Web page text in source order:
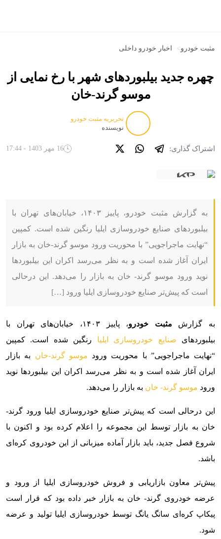
مثبت خودرو> اخبار خودرو داخلی
چهره جدید بیلبوردهای شهر با رخ نمایی از
موسو گرند-خان
تحریریه مثبت خودرو
نویسنده
اشتراک گذاری: 16 مهر 1403 - 17:44
به گزارش مثبت خودرو، پاییز ۱۴۰۳، خیابان‌های تهران با
بیلبوردهای صنایع خودروسازی ایلیا رنگین شده است. کمپین
“نهایت ماجراجویی” با محوریت ورود موسو گرند-خان به بازار
ایران آغاز شده است و به نظر می‌رسد اکران این بیلبوردها
نوید ورود موسو گرند- خان به بازار را می‌دهد. این درحالی
است که پیش‌تر صنایع خودروسازی ایلیا ورود […]
به گزارش مثبت خودرو
، پاییز ۱۴۰۳، خیابان‌های تهران با
بیلبوردهای صنایع خودروسازی ایلیا رنگین شده است. کمپین
“نهایت ماجراجویی” با محوریت ورود موسو گرند-خان به بازار
ایران آغاز شده است و به نظر می‌رسد اکران این بیلبوردها نوید
ورود موسو گرند- خان به بازار را می‌دهد.
این درحالی است که پیش‌تر صنایع خودروسازی ایلیا ورود گرند-
خان به بازار توسط این مجموعه را اعلام کرده بود و اکنون با
شروع فصل جدید، باید بازار آماده میزبانی از این خودروی کره‌ای
باشد.
پیش‌تر معاون بازاریابی و فروش خودروسازی ایلیا از ورود و
عرضه خودروی گرند- خان به بازار خبر داده بود که قرار است
پیکاپ کره‌ای سانگ یانگ توسط خودروسازی ایلیا تولید و عرضه
شود.